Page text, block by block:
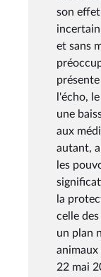
son
et sans
l'écho,
une
aux
autant,
les
la
celle
un plan
animaux
22 mai